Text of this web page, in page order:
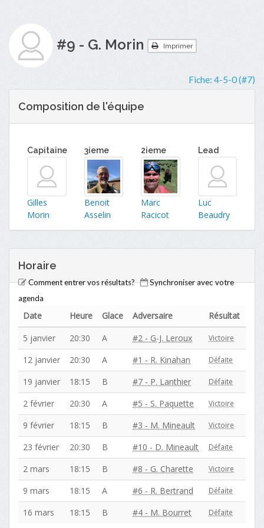
#9 - G. Morin Imprimer
Fiche: 4-5-0 (#7)
Composition de l'équipe
Capitaine
Gilles
Morin
3ieme
Benoit
Asselin
2ieme
Marc
Racicot
Lead
Luc
Beaudry
Horaire
Comment entrer vos résultats?
Synchroniser avec votre
agenda
Date Heure Glace Adversaire
Résultat
5 janvier
20:30 A #2 - G-J. Leroux Victoire
12 janvier 20:30 A #1 - R. Kinahan Défaite
19 janvier 18:15 B #7 - P. Lanthier Défaite
2 février 20:30 A #5 - S. Paquette Victoire
9 février 18:15 B #3 - M. Mineault Victoire
23 février 20:30 B #10 - D. Mineault Défaite
2 mars 18:15 B #8 - G. Charette Victoire
9 mars 18:15 A #6 - R. Bertrand Défaite
16 mars 18:15 B #4 - M. Bourret Défaite